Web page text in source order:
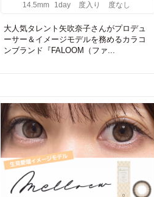
14.5mm 1day 度入り 度なし
大人気タレント矢吹奈子さんがプロデュ
ーサー＆イメージモデルを務めるカラコ
ンブランド『FALOOM（ファ...